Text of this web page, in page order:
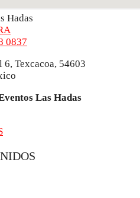
0837
Texcacoa, 54603
Las Hadas